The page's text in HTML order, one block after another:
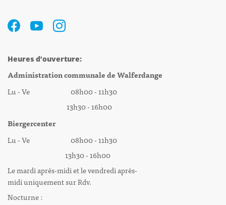
Heures d’ouverture:
Administration communale de Walferdange
Lu - Ve 08h00 - 11h30
13h30 - 16h00
Biergercenter
Lu - Ve 08h00 - 11h30
13h30 - 16h00
Le mardi après-midi et le vendredi après-
midi uniquement sur Rdv.
Nocturne :